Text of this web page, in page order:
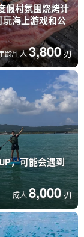
假村氛围烧烤计
海上游戏和公
龄/1 人3,800 刃
，可能会遇到
成人 8,000 刃